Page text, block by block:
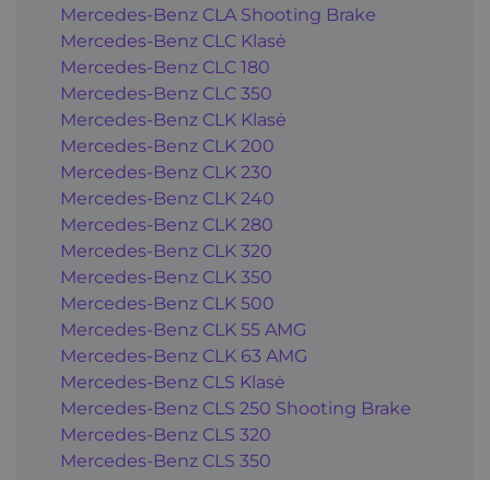
Mercedes-Benz CLA Shooting Brake
Mercedes-Benz CLC Klasė
Mercedes-Benz CLC 180
Mercedes-Benz CLC 350
Mercedes-Benz CLK Klasė
Mercedes-Benz CLK 200
Mercedes-Benz CLK 230
Mercedes-Benz CLK 240
Mercedes-Benz CLK 280
Mercedes-Benz CLK 320
Mercedes-Benz CLK 350
Mercedes-Benz CLK 500
Mercedes-Benz CLK 55 AMG
Mercedes-Benz CLK 63 AMG
Mercedes-Benz CLS Klasė
Mercedes-Benz CLS 250 Shooting Brake
Mercedes-Benz CLS 320
Mercedes-Benz CLS 350